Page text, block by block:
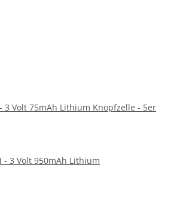
3 Volt 75mAh Lithium Knopfzelle - 5er